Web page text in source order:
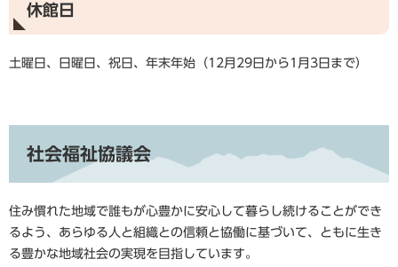
休館日
土曜日、日曜日、祝日、年末年始（12月29日から1月3日まで）
社会福祉協議会
住み慣れた地域で誰もが心豊かに安心して暮らし続けることができ
るよう、あらゆる人と組織との信頼と協働に基づいて、ともに生き
る豊かな地域社会の実現を目指しています。